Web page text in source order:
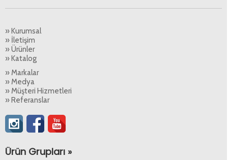
» Kurumsal
» İletişim
» Ürünler
» Katalog
» Markalar
» Medya
» Müşteri Hizmetleri
» Referanslar
Ürün Grupları »